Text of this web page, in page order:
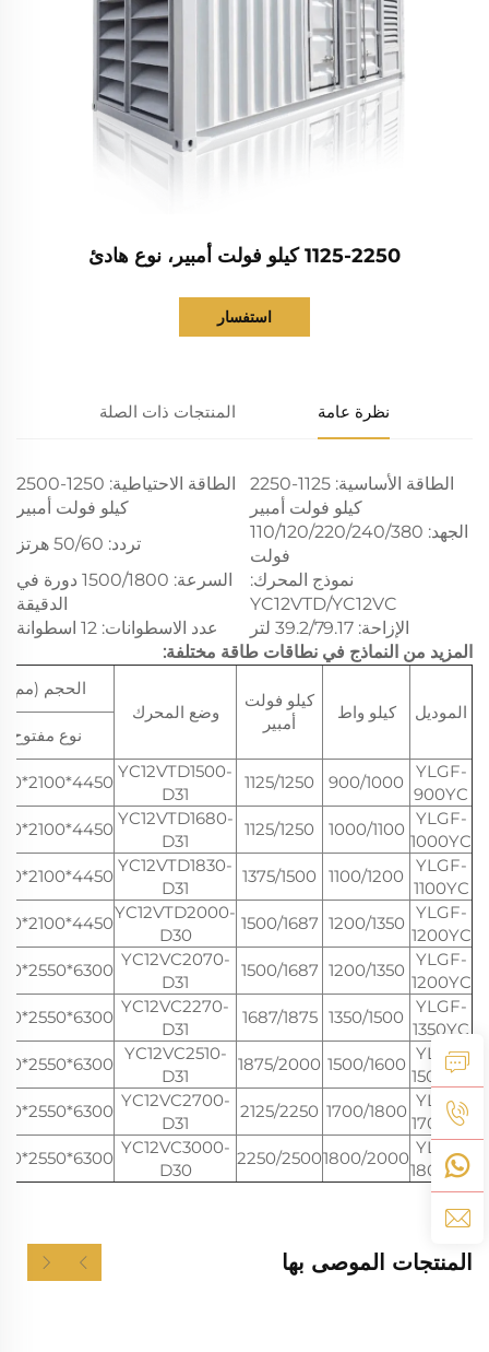
1125-2250 كيلو فولت أمبير، نوع هادئ
استفسار
نظرة عامة المنتجات ذات الصلة
الطاقة الأساسية: 1125-2250
كيلو فولت أمبير
الطاقة الاحتياطية: 1250-2500
كيلو فولت أمبير
الجهد: 110/120/220/240/380
فولت
تردد: 50/60 هرتز
نموذج المحرك:
YC12VTD/YC12VC
السرعة: 1500/1800 دورة في
الدقيقة
الإزاحة: 39.2/79.17 لتر
عدد الاسطوانات: 12 اسطوانة
المزيد من النماذج في نطاقات طاقة مختلفة:
الموديل كيلو واط
كيلو فولت
أمبير
وضع المحرك
الحجم (مم)
نوع مفتوح
YLGF-
900YC
900/1000
1125/1250
YC12VTD1500-
D31
4450*2100*2460
YLGF-
1000YC
1000/1100
1125/1250
YC12VTD1680-
D31
4450*2100*2460
YLGF-
1100YC
1100/1200
1375/1500
YC12VTD1830-
D31
4450*2100*2460
YLGF-
1200YC
1200/1350
1500/1687
YC12VTD2000-
D30
4450*2100*2460
YLGF-
1200YC
1200/1350
1500/1687
YC12VC2070-
D31
6300*2550*3080
YLGF-
1350YC
1350/1500
1687/1875
YC12VC2270-
D31
6300*2550*3080
YLGF-
1500YC
1500/1600
1875/2000
YC12VC2510-
D31
6300*2550*3080
YLGF-
1700YC
1700/1800
2125/2250
YC12VC2700-
D31
6300*2550*3080
YLGF-
1800YC
1800/2000
2250/2500
YC12VC3000-
D30
6300*2550*3080
المنتجات الموصى بها